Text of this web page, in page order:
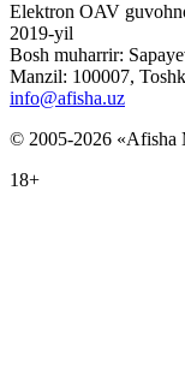
Elektron OAV
2019-yil
Bosh muharrir:
Manzil: 100007,
info@afisha.uz
© 2005-2026 «Afisha
18+